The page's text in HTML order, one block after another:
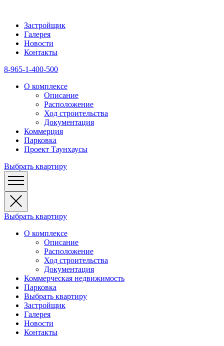
Застройщик
Галерея
Новости
Контакты
8-965-1-400-500
О комплексе
Описание
Расположение
Ход строительства
Документация
Коммерция
Парковка
Проект Таунхаусы
Выбрать квартиру
Выбрать квартиру
О комплексе
Описание
Расположение
Ход строительства
Документация
Коммерческая недвижимость
Парковка
Выбрать квартиру
Застройщик
Галерея
Новости
Контакты